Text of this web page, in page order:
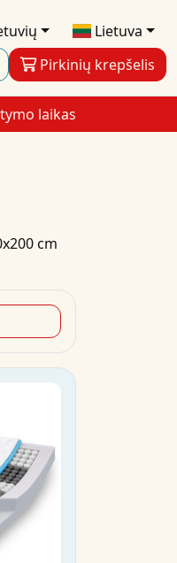
Lietuva
Pirkinių krepšelis
laikas
cm